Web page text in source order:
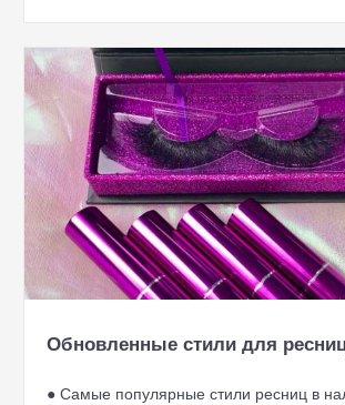
Обновленные стили для
● Самые популярные стили ресниц в